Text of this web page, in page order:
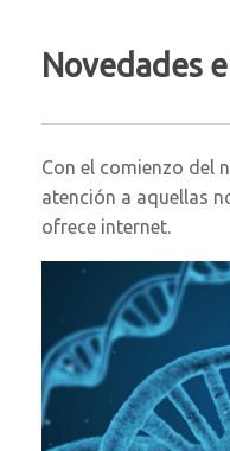
Novedades
Con el comienzo del
atención a aquellas
ofrece internet.